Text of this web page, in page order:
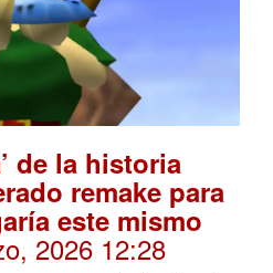
de la historia
remake para
este mismo
2026 12:28